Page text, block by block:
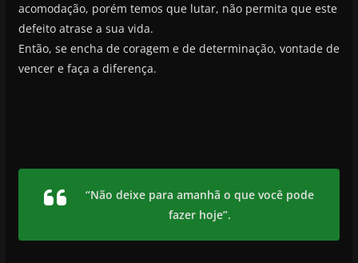
acomodação, porém temos que lutar, não permita que este
defeito atrase a sua vida.
Então, se encha de coragem e de determinação, vontade de
vencer e faça a diferença.
“Não deixe para amanhã o que você pode
fazer hoje”.